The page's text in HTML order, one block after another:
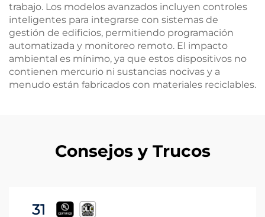
trabajo. Los modelos avanzados incluyen controles
inteligentes para integrarse con sistemas de
gestión de edificios, permitiendo programación
automatizada y monitoreo remoto. El impacto
ambiental es mínimo, ya que estos dispositivos no
contienen mercurio ni sustancias nocivas y a
menudo están fabricados con materiales reciclables.
Consejos y Trucos
31